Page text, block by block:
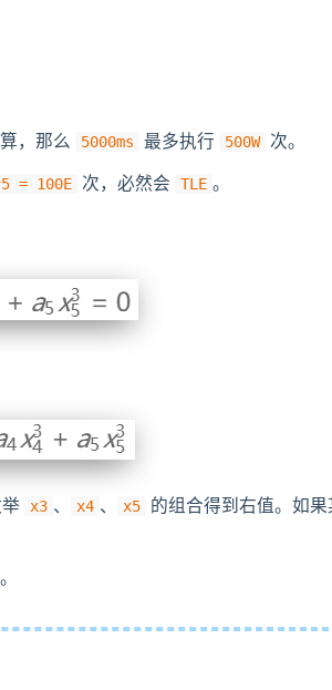
，那么 5000ms 最多执行 500W 次。
= 100E 次，必然会 TLE 。
x3 、 x4 、 x5
的组合得到右值。如果